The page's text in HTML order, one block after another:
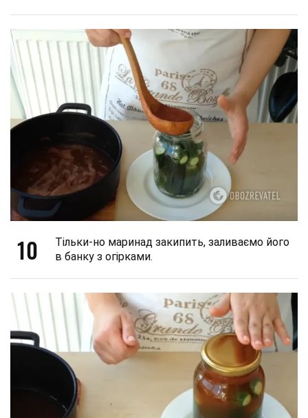
10
Тільки-но маринад закипить, заливаємо його
в банку з огірками.